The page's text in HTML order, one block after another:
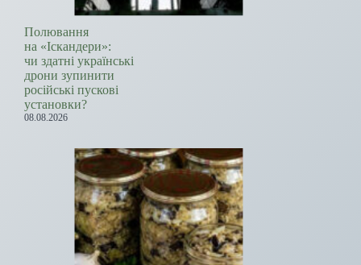
Полювання
на «Іскандери»:
чи здатні українські
дрони зупинити
російські пускові
установки?
08.08.2026